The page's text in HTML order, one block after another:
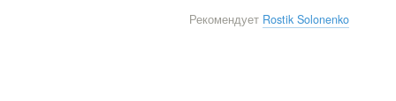
Рекомендует Rostik Solonenko